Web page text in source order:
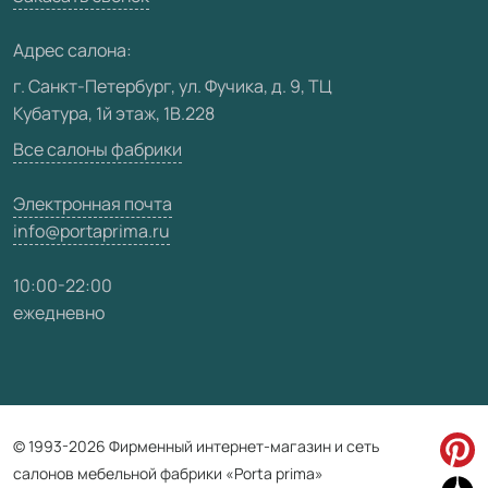
Карта сайта
Адрес салона:
г. Санкт-Петербург, ул. Фучика, д. 9, ТЦ
Кубатура, 1й этаж, 1В.228
Все салоны фабрики
Электронная почта
info@portaprima.ru
10:00-22:00
ежедневно
© 1993-2026 Фирменный интернет-магазин и сеть
салонов мебельной фабрики «Porta prima»